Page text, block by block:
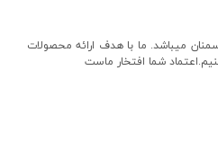
سمنان میباشد. ما با هدف ارائه محصولات
شما افتخار ماست